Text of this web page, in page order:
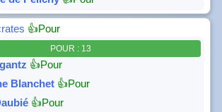
👍Pour
POUR : 13
👍Pour
Blanchet 👍Pour
👍Pour